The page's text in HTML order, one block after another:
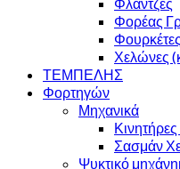
Φλάντζες
Φορέας
Φουρκέτες
Χελώνες
ΤΕΜΠΕΛΗΣ
Φορτηγών
Μηχανικά
Σασμάν
Ψυκτικό